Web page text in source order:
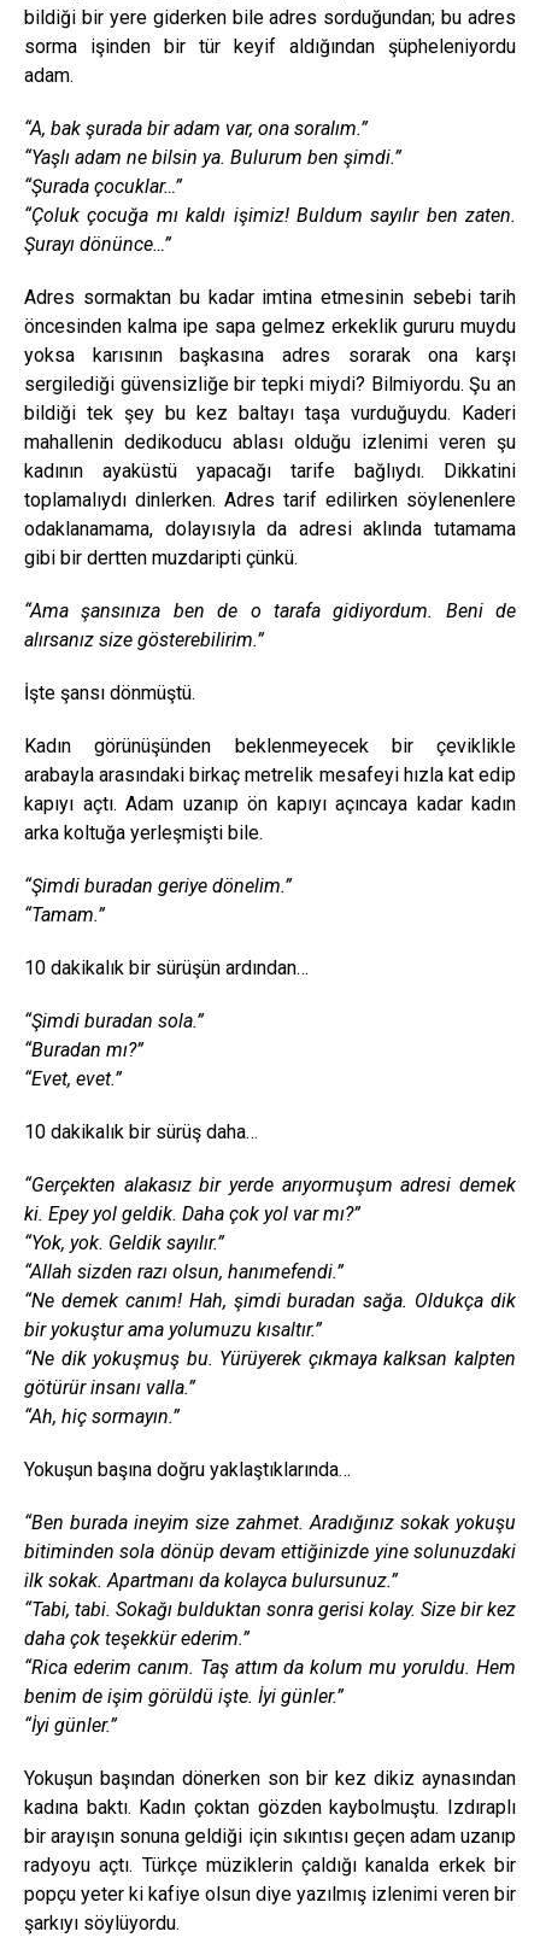
bildiği bir yere giderken bile adres sorduğundan; bu adres
sorma işinden bir tür keyif aldığından şüpheleniyordu
adam.
“A, bak şurada bir adam var, ona soralım.”
“Yaşlı adam ne bilsin ya. Bulurum ben şimdi.”
“Şurada çocuklar…”
“Çoluk çocuğa mı kaldı işimiz! Buldum sayılır ben zaten.
Şurayı dönünce…”
Adres sormaktan bu kadar imtina etmesinin sebebi tarih
öncesinden kalma ipe sapa gelmez erkeklik gururu muydu
yoksa karısının başkasına adres sorarak ona karşı
sergilediği güvensizliğe bir tepki miydi? Bilmiyordu. Şu an
bildiği tek şey bu kez baltayı taşa vurduğuydu. Kaderi
mahallenin dedikoducu ablası olduğu izlenimi veren şu
kadının ayaküstü yapacağı tarife bağlıydı. Dikkatini
toplamalıydı dinlerken. Adres tarif edilirken söylenenlere
odaklanamama, dolayısıyla da adresi aklında tutamama
gibi bir dertten muzdaripti çünkü.
“Ama şansınıza ben de o tarafa gidiyordum. Beni de
alırsanız size gösterebilirim.”
İşte şansı dönmüştü.
Kadın görünüşünden beklenmeyecek bir çeviklikle
arabayla arasındaki birkaç metrelik mesafeyi hızla kat edip
kapıyı açtı. Adam uzanıp ön kapıyı açıncaya kadar kadın
arka koltuğa yerleşmişti bile.
“Şimdi buradan geriye dönelim.”
“Tamam.”
10 dakikalık bir sürüşün ardından…
“Şimdi buradan sola.”
“Buradan mı?”
“Evet, evet.”
10 dakikalık bir sürüş daha…
“Gerçekten alakasız bir yerde arıyormuşum adresi demek
ki. Epey yol geldik. Daha çok yol var mı?”
“Yok, yok. Geldik sayılır.”
“Allah sizden razı olsun, hanımefendi.”
“Ne demek canım! Hah, şimdi buradan sağa. Oldukça dik
bir yokuştur ama yolumuzu kısaltır.”
“Ne dik yokuşmuş bu. Yürüyerek çıkmaya kalksan kalpten
götürür insanı valla.”
“Ah, hiç sormayın.”
Yokuşun başına doğru yaklaştıklarında…
“Ben burada ineyim size zahmet. Aradığınız sokak yokuşu
bitiminden sola dönüp devam ettiğinizde yine solunuzdaki
ilk sokak. Apartmanı da kolayca bulursunuz.”
“Tabi, tabi. Sokağı bulduktan sonra gerisi kolay. Size bir kez
daha çok teşekkür ederim.”
“Rica ederim canım. Taş attım da kolum mu yoruldu. Hem
benim de işim görüldü işte. İyi günler.”
“İyi günler.”
Yokuşun başından dönerken son bir kez dikiz aynasından
kadına baktı. Kadın çoktan gözden kaybolmuştu. Izdıraplı
bir arayışın sonuna geldiği için sıkıntısı geçen adam uzanıp
radyoyu açtı. Türkçe müziklerin çaldığı kanalda erkek bir
popçu yeter ki kafiye olsun diye yazılmış izlenimi veren bir
şarkıyı söylüyordu.